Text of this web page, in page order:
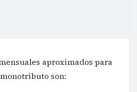
aproximados para
son: